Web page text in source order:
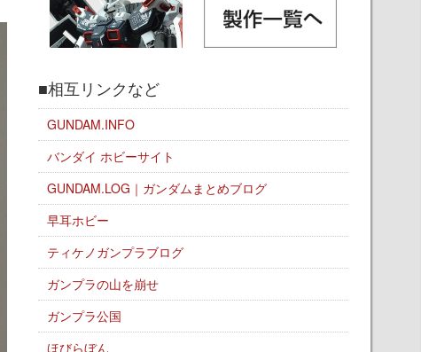
■相互リンクなど
GUNDAM.INFO
バンダイ ホビーサイト
GUNDAM.LOG｜ガンダムまとめブログ
早耳ホビー
ティケノガンプラブログ
ガンプラの山を崩せ
ガンプラ公国
ほびらぼん